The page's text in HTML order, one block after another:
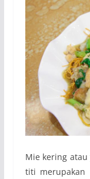
Mie kering
titi merupakan